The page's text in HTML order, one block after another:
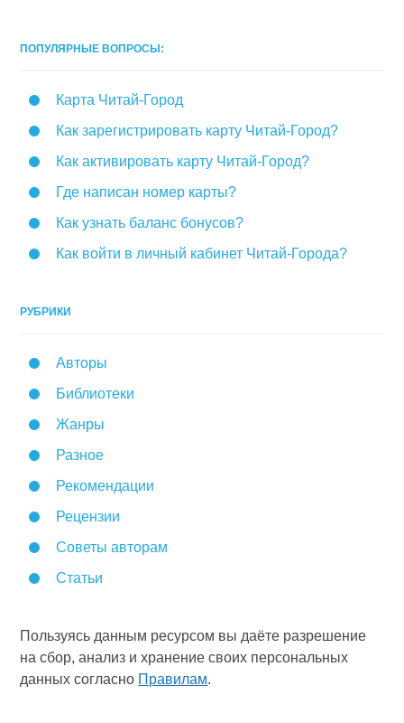
ПОПУЛЯРНЫЕ ВОПРОСЫ:
Карта Читай-Город
Как зарегистрировать карту Читай-Город?
Как активировать карту Читай-Город?
Где написан номер карты?
Как узнать баланс бонусов?
Как войти в личный кабинет Читай-Города?
РУБРИКИ
Авторы
Библиотеки
Жанры
Разное
Рекомендации
Рецензии
Советы авторам
Статьи
Пользуясь данным ресурсом вы даёте разрешение
на сбор, анализ и хранение своих персональных
данных согласно Правилам.